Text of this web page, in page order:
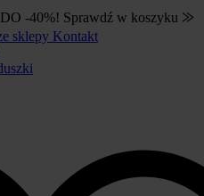
-40%! Sprawdź w koszyku ⨠
sklepy Kontakt